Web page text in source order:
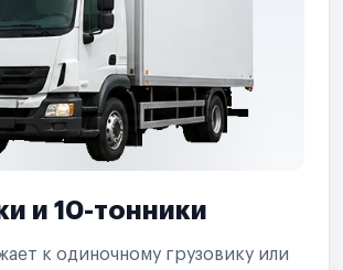
и 10-тонники
к одиночному грузовику или